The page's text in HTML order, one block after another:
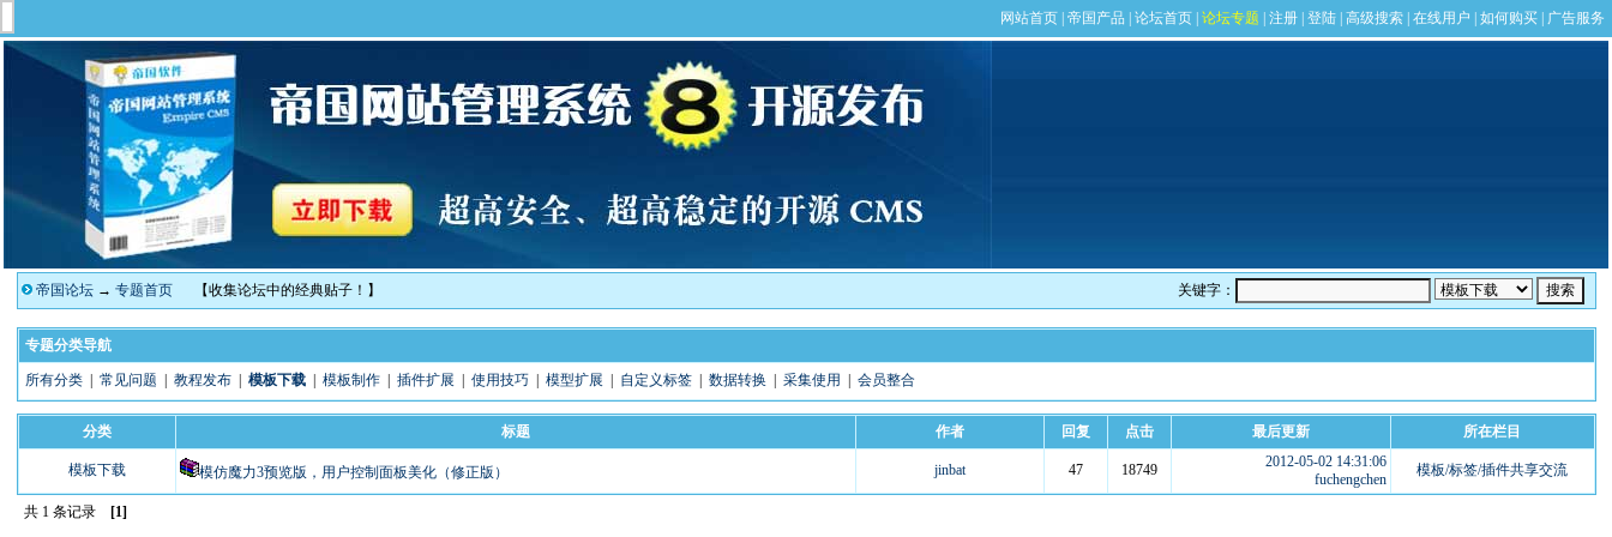
帝国论坛→ 专题首页【收集论坛中的经典贴子！】 关键字：
专题分类导航
所有分类| 常见问题 教程发布| 模板下载| 模板制作| 插件扩展 使用技巧| 模型扩展 自定义标签| 数据转换 采集使用 会员整合
分类 标题 作者 回复 点击 最后更新 所在栏目
模板下载 模仿魔力3预览版，用户控制面板美化（修正版） jinbat 47 18749
2012-05-02 14:31:06
fuchengchen
模板/标签/插件共享交流
共 1 条记录 [1]